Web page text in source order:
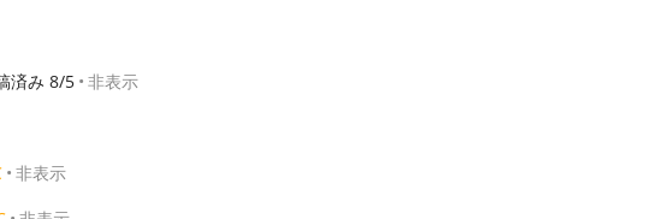
済み 8/5 非表示
非表示